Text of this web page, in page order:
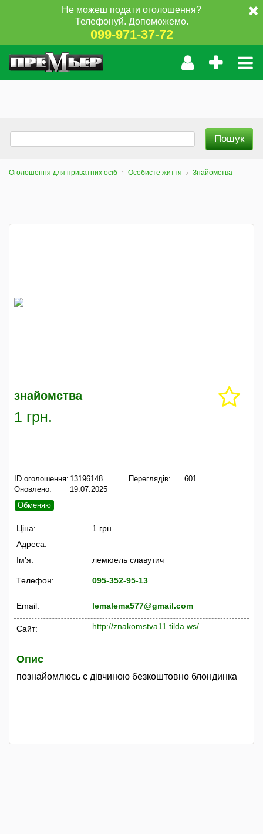
Не можеш подати оголошення?
Телефонуй. Допоможемо.
099-971-37-72
Оголошення для приватних осіб Особисте життя Знайомства
знайомства
1 грн.
ID оголошення: 13196148
Оновлено:
19.07.2025
Переглядів: 601
Обменяю
Ціна:
1 грн.
Адреса:
Ім'я:
лемюель славутич
Телефон: 095-352-95-13
Email: lemalema577@gmail.com
Сайт: http://znakomstva11.tilda.ws/
Опис
познайомлюсь с дівчиною безкоштовно блондинка